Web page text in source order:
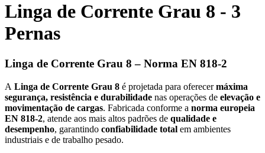
Linga de Corrente Grau 8 - 3
Pernas
Linga de Corrente Grau 8 – Norma EN 818-2
A Linga de Corrente Grau 8 é projetada para oferecermáxima
segurança, resistência e durabilidade nas operações de elevação e
movimentação de cargas. Fabricada conforme a norma europeia
EN 818-2, atende aos mais altos padrões de qualidade e
desempenho, garantindo confiabilidade total em ambientes
industriais e de trabalho pesado.